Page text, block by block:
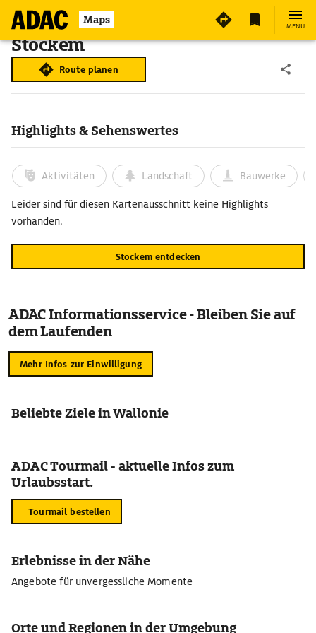
Maps MENÜ
Stockem
Route planen
Highlights & Sehenswertes
Aktivitäten Landschaft Bauwerke
Leider sind für diesen Kartenausschnitt keine Highlights
vorhanden.
Stockem entdecken
ADAC Informationsservice - Bleiben Sie auf
dem Laufenden
Mehr Infos zur Einwilligung
Beliebte Ziele in Wallonie
ADAC Tourmail - aktuelle Infos zum
Urlaubsstart.
Tourmail bestellen
Erlebnisse in der Nähe
Angebote für unvergessliche Momente
Orte und Regionen in der Umgebung